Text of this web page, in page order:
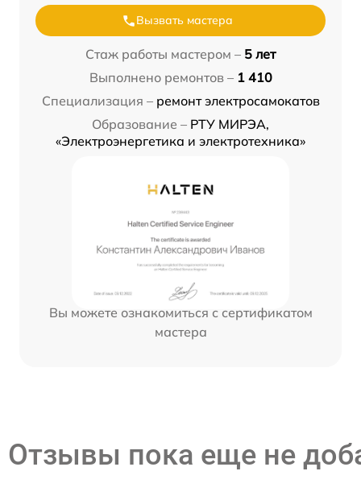
Вызвать мастера
Стаж работы мастером – 5 лет
Выполнено ремонтов – 1 410
Специализация – ремонт электросамокатов
Образование – РТУ МИРЭА,
«Электроэнергетика и электротехника»
Вы можете ознакомиться с сертификатом
мастера
Отзывы пока еще не